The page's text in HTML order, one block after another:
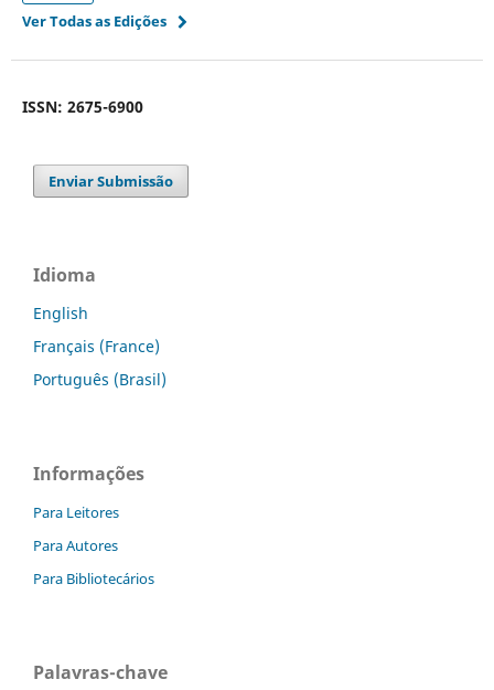
Ver Todas as Edições
ISSN: 2675-6900
Enviar Submissão
Idioma
English
Français (France)
Português (Brasil)
Informações
Para Leitores
Para Autores
Para Bibliotecários
Palavras-chave